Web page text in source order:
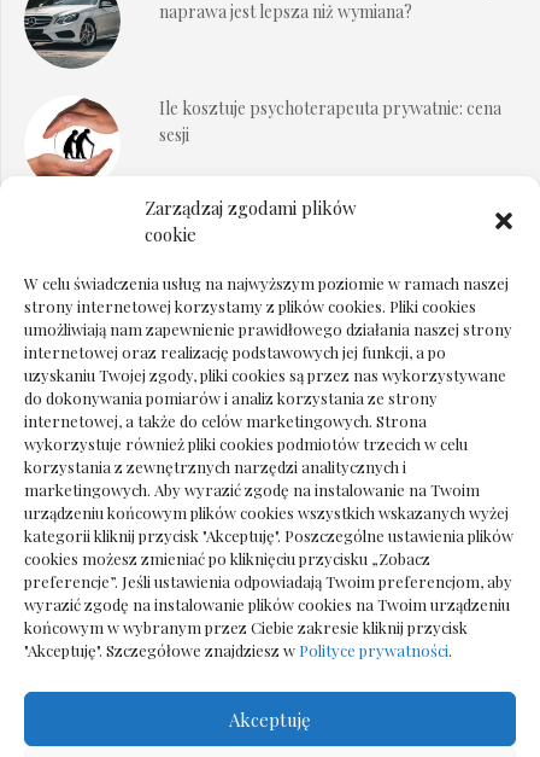
Zarządzaj zgodami plików
cookie
W celu świadczenia usług na najwyższym poziomie w ramach naszej
strony internetowej korzystamy z plików cookies. Pliki cookies
umożliwiają nam zapewnienie prawidłowego działania naszej strony
internetowej oraz realizację podstawowych jej funkcji, a po
uzyskaniu Twojej zgody, pliki cookies są przez nas wykorzystywane
do dokonywania pomiarów i analiz korzystania ze strony
internetowej, a także do celów marketingowych. Strona
wykorzystuje również pliki cookies podmiotów trzecich w celu
korzystania z zewnętrznych narzędzi analitycznych i
marketingowych. Aby wyrazić zgodę na instalowanie na Twoim
urządzeniu końcowym plików cookies wszystkich wskazanych wyżej
kategorii kliknij przycisk "Akceptuję". Poszczególne ustawienia plików
cookies możesz zmieniać po kliknięciu przycisku „Zobacz
preferencje”. Jeśli ustawienia odpowiadają Twoim preferencjom, aby
wyrazić zgodę na instalowanie plików cookies na Twoim urządzeniu
końcowym w wybranym przez Ciebie zakresie kliknij przycisk
"Akceptuję". Szczegółowe znajdziesz w Polityce prywatności.
Akceptuję
naprawa jest lepsza niż wymiana?
Ile kosztuje psychoterapeuta prywatnie: cena
sesji
Dokumenty do odbioru przy zmianie biura
Deska podłogowa do salonu: jak wybrać bez
pośpiechu